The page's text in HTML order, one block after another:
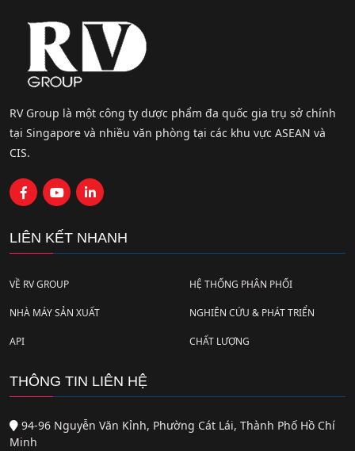
RV Group là một công ty dược phẩm đa quốc gia trụ sở chính
tại Singapore và nhiều văn phòng tại các khu vực ASEAN và
CIS.
LIÊN KẾT NHANH
VỀ RV GROUP HỆ THỐNG PHÂN PHỐI
NHÀ MÁY SẢN XUẤT NGHIÊN CỨU & PHÁT TRIỂN
API CHẤT LƯỢNG
THÔNG TIN LIÊN HỆ
94-96 Nguyễn Văn Kỉnh, Phường Cát Lái, Thành Phố Hồ Chí
Minh